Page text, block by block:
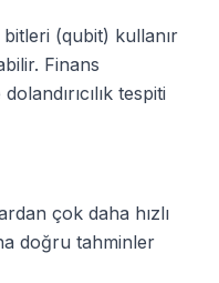
(qubit) kullanır
Finans
tespiti
çok daha hızlı
doğru tahminler